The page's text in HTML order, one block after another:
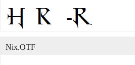
Nix.OTF